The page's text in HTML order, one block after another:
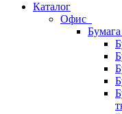
Каталог
Офис